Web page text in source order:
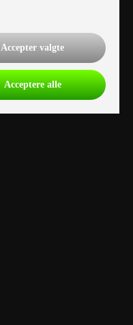
Accepter valgte
Acceptere alle